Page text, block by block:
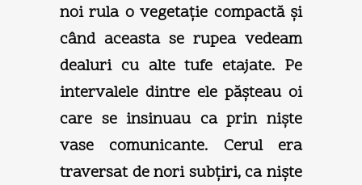
noi rula o vegetaţie compactă şi
când aceasta se rupea vedeam
dealuri cu alte tufe etajate. Pe
intervalele dintre ele păşteau oi
care se insinuau ca prin nişte
vase comunicante. Cerul era
traversat de nori subţiri, ca nişte